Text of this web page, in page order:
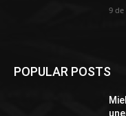
9 de
POPULAR POSTS